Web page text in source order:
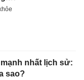
nhất lịch sử:
sao?